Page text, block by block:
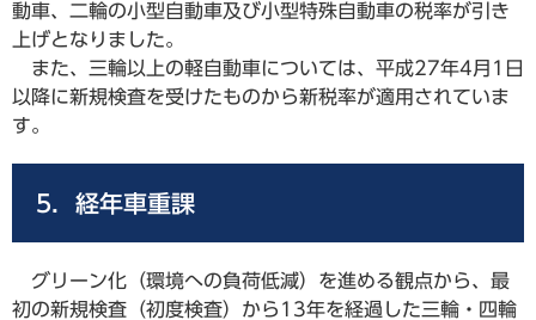
動車、二輪の小型自動車及び小型特殊自動車の税率が引き
上げとなりました。
また、三輪以上の軽自動車については、平成27年4月1日
以降に新規検査を受けたものから新税率が適用されていま
す。
5．経年車重課
グリーン化（環境への負荷低減）を進める観点から、最
初の新規検査（初度検査）から13年を経過した三輪・四輪